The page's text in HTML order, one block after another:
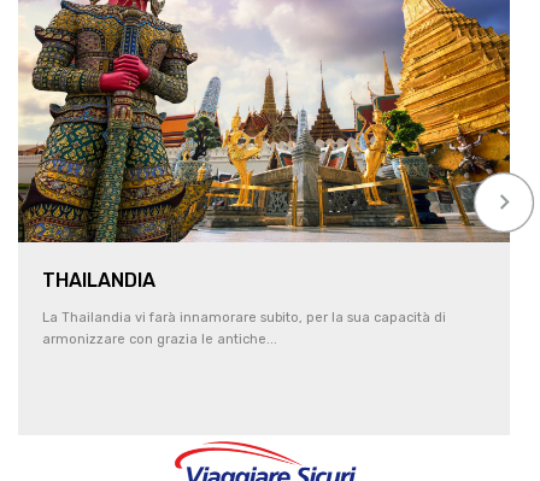
keyboard_arrow_right
THAILANDIA
La Thailandia vi farà innamorare subito, per la sua capacità di
armonizzare con grazia le antiche...